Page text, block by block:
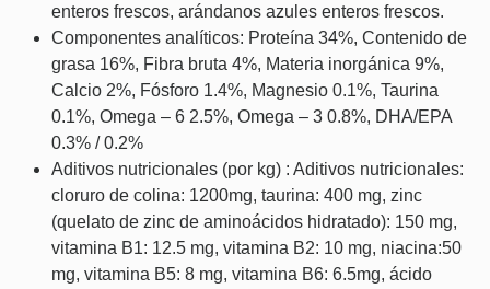
enteros frescos, arándanos azules enteros frescos.
Componentes analíticos: Proteína 34%, Contenido de
grasa 16%, Fibra bruta 4%, Materia inorgánica 9%,
Calcio 2%, Fósforo 1.4%, Magnesio 0.1%, Taurina
0.1%, Omega – 6 2.5%, Omega – 3 0.8%, DHA/EPA
0.3% / 0.2%
Aditivos nutricionales (por kg) : Aditivos nutricionales:
cloruro de colina: 1200mg, taurina: 400 mg, zinc
(quelato de zinc de aminoácidos hidratado): 150 mg,
vitamina B1: 12.5 mg, vitamina B2: 10 mg, niacina:50
mg, vitamina B5: 8 mg, vitamina B6: 6.5mg, ácido